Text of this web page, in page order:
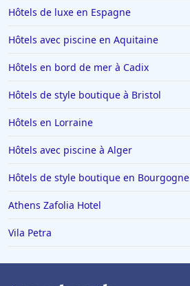
Hôtels de luxe en Espagne
Hôtels avec piscine en Aquitaine
Hôtels en bord de mer à Cadix
Hôtels de style boutique à Bristol
Hôtels en Lorraine
Hôtels avec piscine à Alger
Hôtels de style boutique en Bourgogne
Athens Zafolia Hotel
Vila Petra